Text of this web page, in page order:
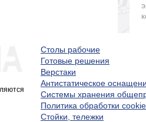
Столы рабочие
Готовые решения
Верстаки
Антистатическое
Системы хранения
Политика обработки cookie
Стойки, тележки